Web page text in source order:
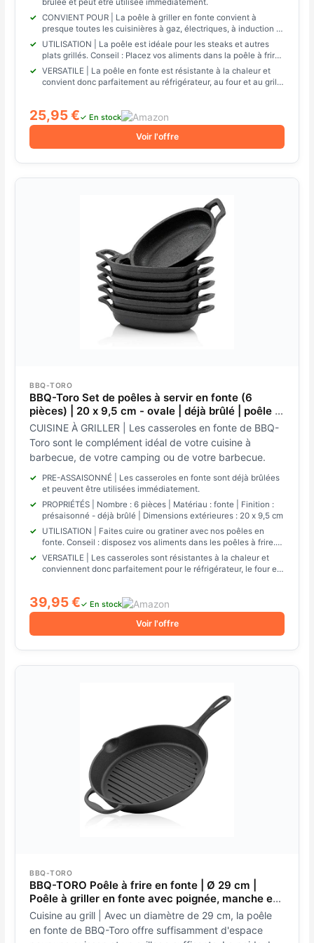
CONVIENT POUR | La poêle à griller en fonte convient à
presque toutes les cuisinières à gaz, électriques, à induction et
autres ou directement dans le feu ou le gril.
UTILISATION | La poêle est idéale pour les steaks et autres
plats grillés. Conseil : Placez vos aliments dans la poêle à frire.
Vos invités seront ravis.
VERSATILE | La poêle en fonte est résistante à la chaleur et
convient donc parfaitement au réfrigérateur, au four et au grill.
25,95 €✓ En stock
Voir l'offre
BBQ-TORO
BBQ-Toro Set de poêles à servir en fonte (6
pièces) | 20 x 9,5 cm - ovale | déjà brûlé | poêle à
griller en fonte, poêle à servir, casserole
CUISINE À GRILLER | Les casseroles en fonte de BBQ-
Toro sont le complément idéal de votre cuisine à
barbecue, de votre camping ou de votre barbecue.
PRE-ASSAISONNÉ | Les casseroles en fonte sont déjà brûlées
et peuvent être utilisées immédiatement.
PROPRIÉTÉS | Nombre : 6 pièces | Matériau : fonte | Finition :
présaisonné - déjà brûlé | Dimensions extérieures : 20 x 9,5 cm
UTILISATION | Faites cuire ou gratiner avec nos poêles en
fonte. Conseil : disposez vos aliments dans les poêles à frire.
Vos invités seront ravis.
VERSATILE | Les casseroles sont résistantes à la chaleur et
conviennent donc parfaitement pour le réfrigérateur, le four et
39,95 €✓ En stock
Voir l'offre
BBQ-TORO
BBQ-TORO Poêle à frire en fonte | Ø 29 cm |
Poêle à griller en fonte avec poignée, manche et
deux becs verseurs, nervuré | Poêle en fonte,
poêle à barbecue, poêle à four, poêle en fonte
Cuisine au grill | Avec un diamètre de 29 cm, la poêle
en fonte de BBQ-Toro offre suffisamment d'espace